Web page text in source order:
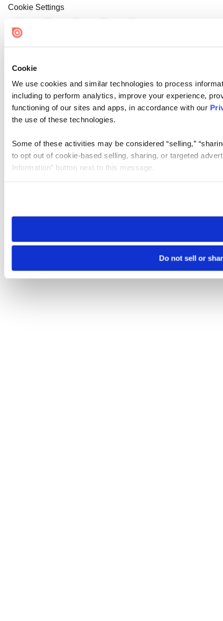
Cookie
We use cookies and similar technologies to process
including to perform analytics, improve your experience,
functioning of our sites and apps, in accordance with our
the use of these technologies.
Some of these activities may be considered “selling,”
to opt out of cookie-based selling, sharing, or targeted
Information” button next to this message.
need to be set again.
Do not sell or
Cookie Settings